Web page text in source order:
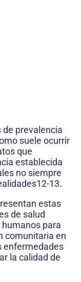
de prevalencia
suele ocurrir
que
establecida
no siempre
13.
estas
de salud
para
comunitaria en
enfermedades
la calidad de